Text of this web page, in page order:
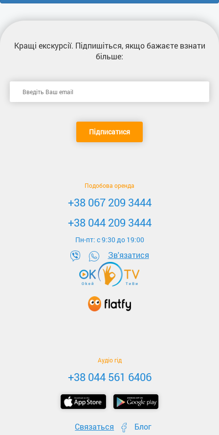
Кращі екскурсії. Підпишіться, якщо бажаєте взнати
більше:
Підписатися
Подобова оренда
+38 067 209 3444
+38 044 209 3444
Пн-пт: c 9:30 до 19:00
Зв'язатися
Аудіо гід
+38 044 561 6406
Связаться Блог